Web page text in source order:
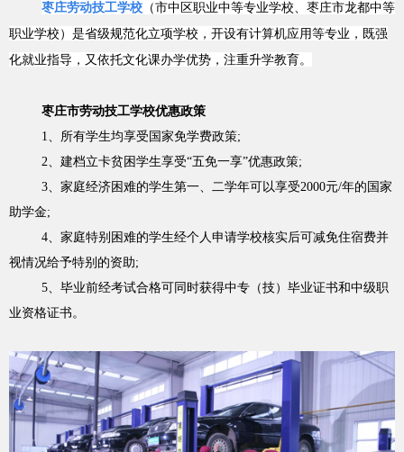
枣庄劳动技工学校 （市中区职业中等专业学校、枣庄市龙都中等
职业学校）是省级规范化立项学校，开设有计算机应用等专业，既强
化就业指导，又依托文化课办学优势，注重升学教育。
枣庄市劳动技工学校优惠政策
1、所有学生均享受国家免学费政策;
2、建档立卡贫困学生享受“五免一享”优惠政策;
3、家庭经济困难的学生第一、二学年可以享受2000元/年的国家
助学金;
4、家庭特别困难的学生经个人申请学校核实后可减免住宿费并
视情况给予特别的资助;
5、毕业前经考试合格可同时获得中专（技）毕业证书和中级职
业资格证书。